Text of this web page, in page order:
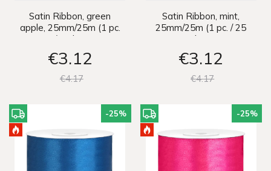
Satin Ribbon, green
apple, 25mm/25m (1 pc.
/ 25 lm)
€3 12
€417
Satin Ribbon, mint,
25mm/25m (1 pc. / 25
lm)
€3 12
€417
-25% -25%